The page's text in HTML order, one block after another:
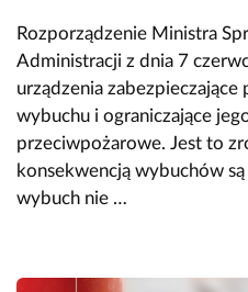
Rozporządzenie Ministra
Administracji z dnia 7
urządzenia
wybuchu i ograniczające
przeciwpożarowe. Jest to
konsekwencją wybuchów
wybuch nie …